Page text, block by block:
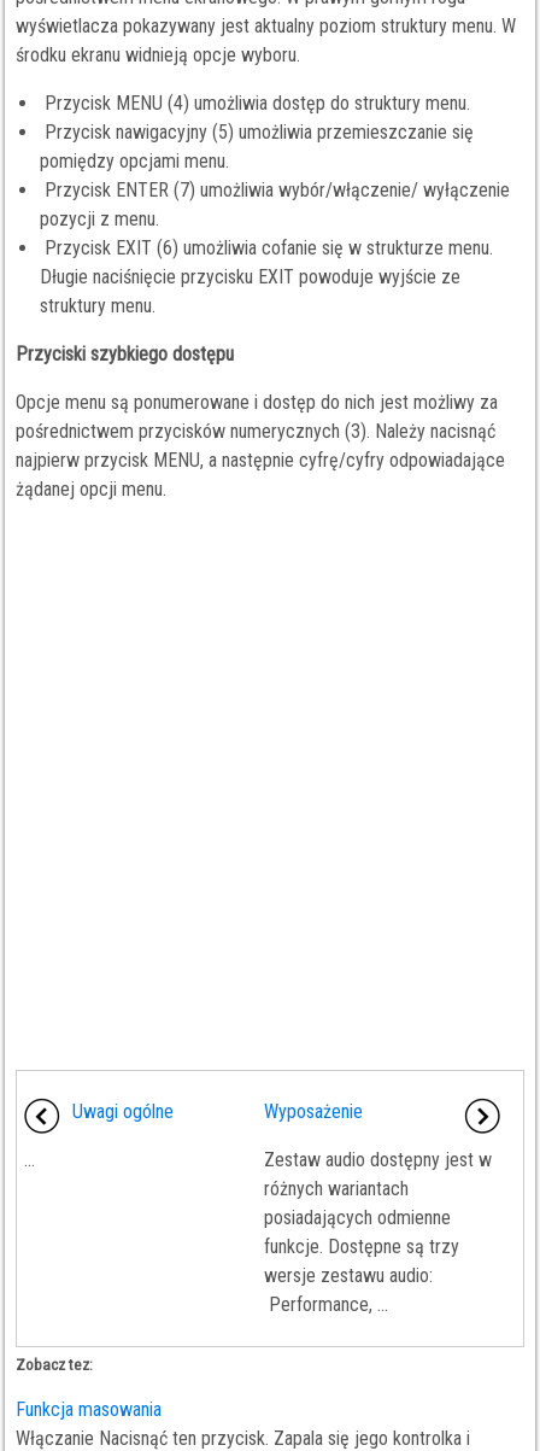
wyświetlacza pokazywany jest aktualny poziom struktury menu. W
środku ekranu widnieją opcje wyboru.
Przycisk MENU (4) umożliwia dostęp do struktury menu.
Przycisk nawigacyjny (5) umożliwia przemieszczanie się
pomiędzy opcjami menu.
Przycisk ENTER (7) umożliwia wybór/włączenie/ wyłączenie
pozycji z menu.
Przycisk EXIT (6) umożliwia cofanie się w strukturze menu.
Długie naciśnięcie przycisku EXIT powoduje wyjście ze
struktury menu.
Przyciski szybkiego dostępu
Opcje menu są ponumerowane i dostęp do nich jest możliwy za
pośrednictwem przycisków numerycznych (3). Należy nacisnąć
najpierw przycisk MENU, a następnie cyfrę/cyfry odpowiadające
żądanej opcji menu.
Uwagi ogólne
...
Wyposażenie
Zestaw audio dostępny jest w
różnych wariantach
posiadających odmienne
funkcje. Dostępne są trzy
wersje zestawu audio:
Performance, ...
Zobacz tez:
Funkcja masowania
Włączanie Nacisnąć ten przycisk. Zapala się jego kontrolka i